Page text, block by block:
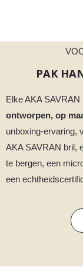
PAK
Elke AKA
ontworpen, op
unboxing-ervaring,
AKA SAVRAN bril,
te bergen, een
een